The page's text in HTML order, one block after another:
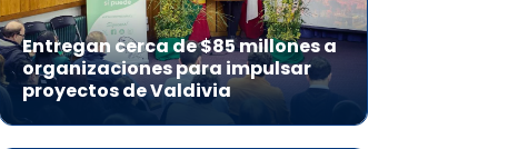
Entregan cerca de $85 millones a
organizaciones para impulsar
proyectos de Valdivia